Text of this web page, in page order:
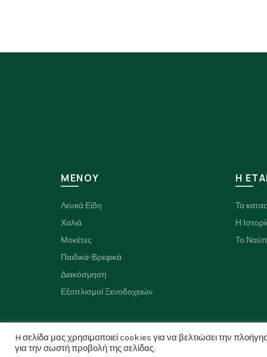
ΜΕΝΟΥ
Λευκά Είδη
Χαλιά
Μοκέτες
Παιδικά-Βρεφικά
Διακόσμηση
Εξοπλισμοί Ξενοδοχειών
H
Τα
Η
Το
H σελίδα μας χρησιμοποιεί cookies για να βελτιώσει την
για την σωστή προβολή της σελίδας.